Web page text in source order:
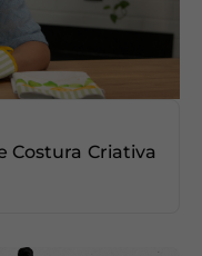
Costura Criativa